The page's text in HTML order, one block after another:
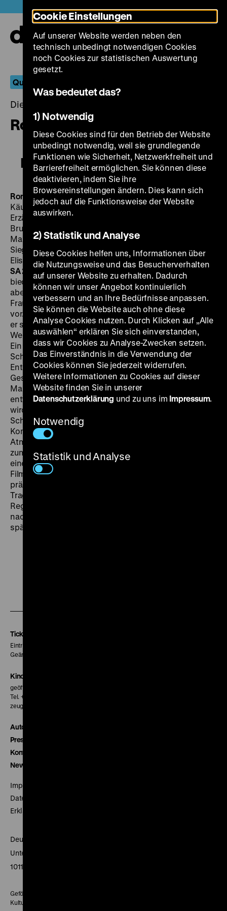
zum
Seiteninhalt
springen
Querläufer
Dienstag, 29. Mai 2018, 19.00 - 00.00 Uhr
Romanze in Moll
Romanze in Moll
Romanze in MollD 1943, R: Helmut Käutner, B: Helmut
Käutner, Willy Clever frei nach Guy de Maupassants
ErzählungLes bijoux (Die Schmucksachen)
Bruckbauer, M: Lothar Brühne, Werner Eisbrenner, D:
Marianne Hoppe, Paul Dahlke, Ferdinand Marian,
Siegfried Breuer, Eric Helgar, Karl Platen, Anja Elkoff,
Elisabeth Flickenschildt, Helmut Käutner, 100‘
35mm
SA 26.05. um 18.30 Uhr + DI 29.05. um 20 UhrEin
biederer Buchhalter (Paul Dahlke) findet bei der
abendlichen Heimkehr seine schöne, innig geliebte
Frau Madeleine (Marianne Hoppe) scheinbar schlafend
vor. Als er begreift, dass sie Gift genommen hat, lässt
er sie ins Krankenhaus bringen und versetzt
Wertgegenstände, um die Arztkosten zu begleichen.
Ein Perlenketten-Imitat entpuppt sich als echt: Das
Schmuckstück führt den ahnungslosen Gatten zur
Entdeckung von Madeleines Doppelleben. Es war ein
Geschenk des Komponisten Michael (Ferdinand
Marian), in den sich die vom ereignislosen Eheleben
enttäuschte Madeleine stürmisch verliebte. Michael
wird von ihr zur „Romanze in Moll“ inspiriert, die ihre
Schicksalsmelodie wird ... Käutners musikalische
Komposition und seine delikate Gestaltung von
Atmosphären und Gefühlen machten
zum Meister-Melodram auf internationalem Niveau:
eine Tragödie von leiser Wucht – und Auftakt jener
Filmtrilogie, die Käutners Ruf als Ausnahmeregisseur
prägte, der durch subversiven Rückzug ins Intime und
Tragische den Auflagen des nationalsozialistischen
Regimes widerstand. Was leider auch die lange
nachwirkende Fehleinschätzung seiner Großtaten in
späteren Jahren mit sich brachte. (chh)
Tickets
Eintritt 5 €
Geänderte Preise sind im Programm vermerkt.
Kinokasse
geöffnet 30 Minuten vor Beginn der ersten Vorstellung
Tel. + 49 30 20304-770
zeughauskino@dhm.de
Autor*innen
Presse
Kontakt
Newsletter
Impressum
Datenschutz
Erklärung digitale Barrierefreiheit
Deutsches Historisches Museum
Unter den Linden 2
10117 Berlin
Gefördert mit Mitteln des Beauftragten der Bundesregierung für
Kultur und Medien
Cookie Einstellungen
Auf unserer Website werden neben den
technisch unbedingt notwendigen Cookies
noch Cookies zur statistischen Auswertung
gesetzt.
Was bedeutet das?
1) Notwendig
Diese Cookies sind für den Betrieb der Website
unbedingt notwendig, weil sie grundlegende
Funktionen wie Sicherheit, Netzwerkfreiheit und
Barrierefreiheit ermöglichen. Sie können diese
deaktivieren, indem Sie ihre
Browsereinstellungen ändern. Dies kann sich
jedoch auf die Funktionsweise der Website
auswirken.
2) Statistik und Analyse
Diese Cookies helfen uns, Informationen über
die Nutzungsweise und das Besucherverhalten
auf unserer Website zu erhalten. Dadurch
können wir unser Angebot kontinuierlich
verbessern und an Ihre Bedürfnisse anpassen.
Sie können die Website auch ohne diese
Analyse Cookies nutzen. Durch Klicken auf „Alle
auswählen“ erklären Sie sich einverstanden,
dass wir Cookies zu Analyse-Zwecken setzen.
Das Einverständnis in die Verwendung der
Cookies können Sie jederzeit widerrufen.
Weitere Informationen zu Cookies auf dieser
Website finden Sie in unserer
Datenschutzerklärung und zu uns im Impressum.
Notwendig
Statistik und Analyse